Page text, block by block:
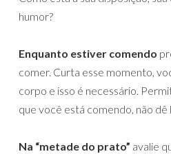
humor?
Enquanto estiver comendo
comer. Curta esse momento,
corpo e isso é necessário.
que você está comendo, não dê
Na “metade do prato” avalie